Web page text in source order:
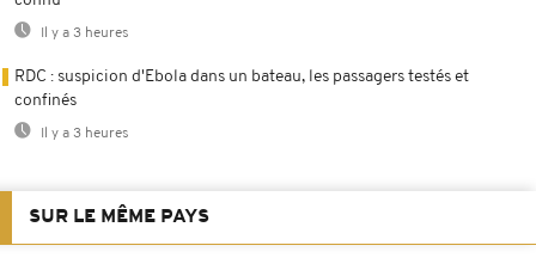
Il y a 3 heures
RDC : suspicion d'Ebola dans un bateau, les passagers testés et
confinés
Il y a 3 heures
SUR LE MÊME PAYS